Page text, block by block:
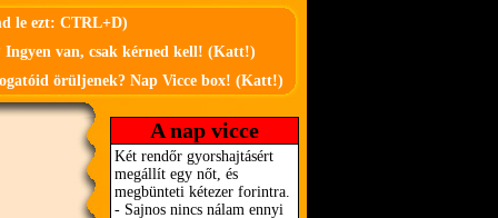
le ezt: CTRL+D)
Ingyen van, csak kérned kell! (Katt!)
örüljenek? Nap Vicce box! (Katt!)
A nap vicce